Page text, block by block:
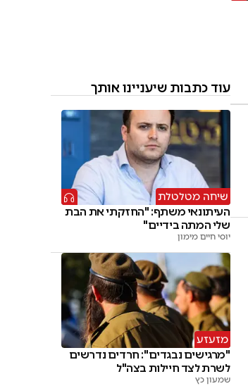
עוד כתבות שיעניינו אותך
שיחה מטלטלת
העיתונאי משתף: "החזקתי את הבת
שלי המתה בידיים"
יוסי חיים מימון
מזעזע
"מרגישים נבגדים": חרדים נדרשים
לשרת לצד חיילות בצה"ל
שמעון כץ